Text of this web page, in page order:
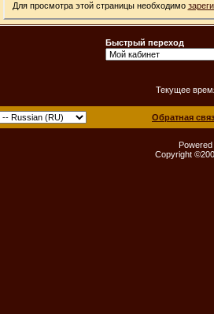
Для просмотра этой страницы необходимо
Быстрый переход
Текущее
Обратная
Copyright